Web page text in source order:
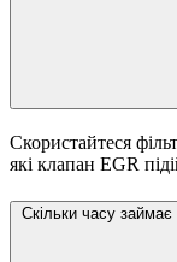
Скористайтеся
які клапан EGR
Скільки часу